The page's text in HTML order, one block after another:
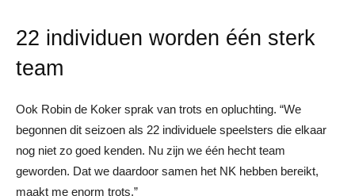
22 individuen worden één sterk
team
Ook Robin de Koker sprak van trots en opluchting. “We
begonnen dit seizoen als 22 individuele speelsters die elkaar
nog niet zo goed kenden. Nu zijn we één hecht team
geworden. Dat we daardoor samen het NK hebben bereikt,
maakt me enorm trots.”